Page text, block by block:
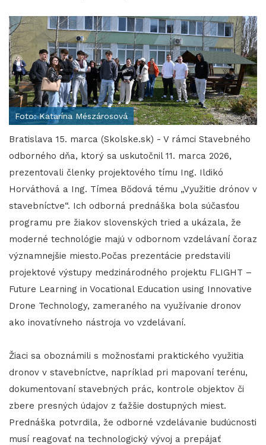
Foto: Katarína Mészárosová
Bratislava 15. marca (Skolske.sk) - V rámci Stavebného
odborného dňa, ktorý sa uskutočnil 11. marca 2026,
prezentovali členky projektového tímu Ing. Ildikó
Horváthová a Ing. Tímea Bődová tému „Využitie drónov v
stavebníctve“. Ich odborná prednáška bola súčasťou
programu pre žiakov slovenských tried a ukázala, že
moderné technológie majú v odbornom vzdelávaní čoraz
významnejšie miesto.Počas prezentácie predstavili
projektové výstupy medzinárodného projektu FLIGHT –
Future Learning in Vocational Education using Innovative
Drone Technology, zameraného na využívanie dronov
ako inovatívneho nástroja vo vzdelávaní.
Žiaci sa oboznámili s možnosťami praktického využitia
dronov v stavebníctve, napríklad pri mapovaní terénu,
dokumentovaní stavebných prác, kontrole objektov či
zbere presných údajov z ťažšie dostupných miest.
Prednáška potvrdila, že odborné vzdelávanie budúcnosti
musí reagovať na technologický vývoj a prepájať